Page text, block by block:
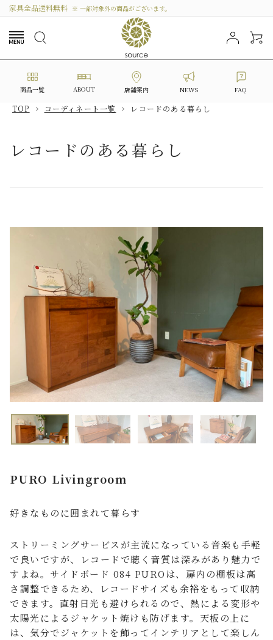
家具全品送料無料 ※ 一部対象外の商品がございます。
商品一覧 ABOUT 店舗案内 NEWS FAQ
価格から探す
FAQ よくあるご質問
店舗案内
ご利用ガイド
プライバシーポリシー
特定商取引法について
TOP コーディネート一覧 レコードのある暮らし
レコードのある暮らし
PURO Livingroom
好きなものに囲まれて暮らす
ストリーミングサービスが主流になっている音楽も手軽
で良いですが、レコードで聴く音質は深みがあり魅力で
すよね。サイドボード 084 PUROは、扉内の棚板は高
さ調整できるため、レコードサイズも余裕をもって収納
できます。直射日光も避けられるので、熱による変形や
太陽光によるジャケット焼けも防げます。天板の上に
は、気分でジャケットを飾ってインテリアとして楽しん